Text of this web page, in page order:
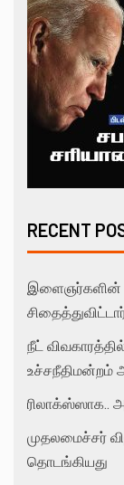
RECENT
இளைஞர்களின்
நீட்
உச்சநீதிமன்றம்
ரிலாக்ஸ்ஸாக..
முதலமைச்சர்
தொடங்கியது